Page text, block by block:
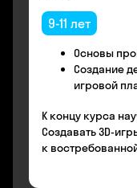
9-11 лет
Основы
Создание
игровой
К концу курса
Создавать 3D-
к